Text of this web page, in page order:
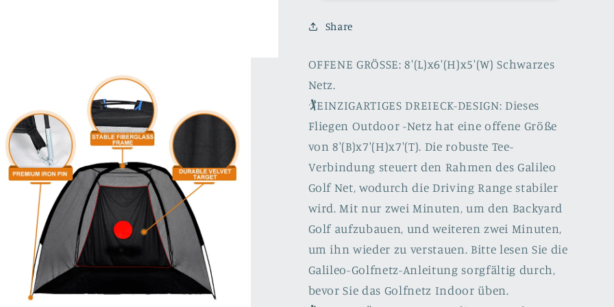
Golf
for
Backyard
Nets
for
Indoor
|
8&#39;X
6&#39;X
5&#39;|
Pro
Target
|
Fliegen
Outdoor
for
Nets
for
Indoor
|
8&#39;X
6&#39;X
5&#39;|
Pro
Target
|
Fliegen
Outdoor
Share
OFFENE GRÖSSE: 8'(L)x6'(H)x5'(W) Schwarzes
Netz.
🏌️EINZIGARTIGES DREIECK-DESIGN: Dieses
Fliegen Outdoor -Netz hat eine offene Größe
von 8'(B)x7'(H)x7'(T). Die robuste Tee-
Verbindung steuert den Rahmen des Galileo
Golf Net, wodurch die Driving Range stabiler
wird. Mit nur zwei Minuten, um den Backyard
Golf aufzubauen, und weiteren zwei Minuten,
um ihn wieder zu verstauen. Bitte lesen Sie die
Galileo-Golfnetz-Anleitung sorgfältig durch,
bevor Sie das Golfnetz Indoor üben.